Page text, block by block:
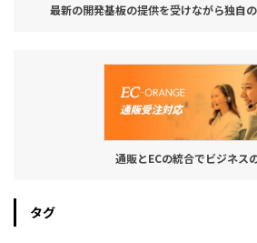
最新の開発基板の提供を受けながら独自
通販とECの統合でビジネス
タグ